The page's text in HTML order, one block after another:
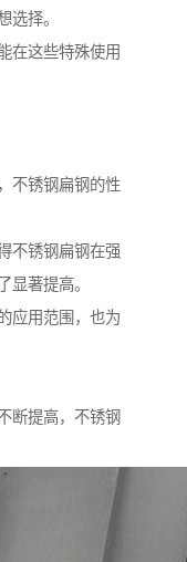
选择。
在这些特殊使用
不锈钢扁钢的性
不锈钢扁钢在强
显著提高。
应用范围，也为
断提高，不锈钢